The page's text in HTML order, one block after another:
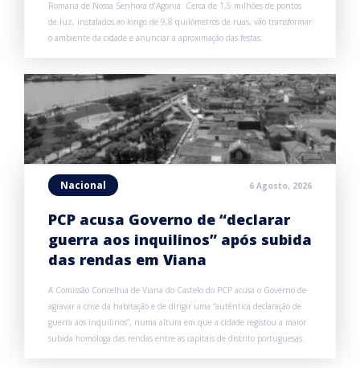
Romaria de Nossa Senhora d’Agonia. Cerca de 1,5 milhões de pontos
de luz, instalados ao longo de 9,8 quilómetros de ruas, vão transformar
o ambiente da cidade e anunciar a aproximação das festas.
Nacional 6 Agosto, 2026
PCP acusa Governo de “declarar
guerra aos inquilinos” após subida
das rendas em Viana
A Comissão Concelhia de Viana do Castelo do PCP acusa o Governo de
agravar a crise da habitação e de dirigir uma “autêntica declaração de
guerra aos inquilinos”, numa altura em que a cidade registou a maior
subida homóloga das rendas entre as capitais de distrito portuguesas.